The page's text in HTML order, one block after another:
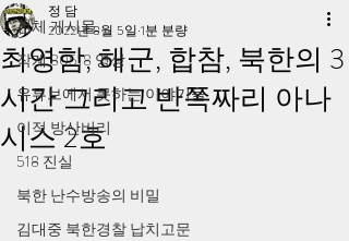
전체 게시물
작계 80518 영상
유튜브에서 못하는 이야기들
이적 방산비리
518 진실
북한 난수방송의 비밀
김대중 북한경찰 납치고문
최영함, 해군, 합참, 북한의 3
시간 그리고 반쪽짜리 아나
시스 2호
정 담
2022년 8월 5일 1분 분량